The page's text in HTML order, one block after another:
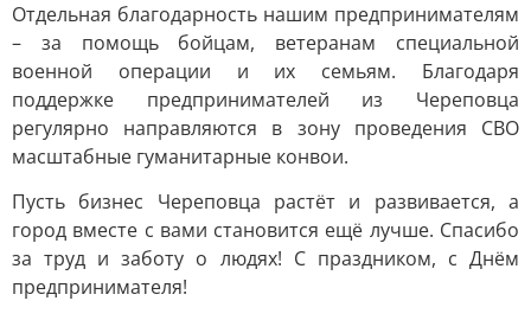
Отдельная благодарность нашим предпринимателям
– за помощь бойцам, ветеранам специальной
военной операции и их семьям. Благодаря
поддержке предпринимателей из Череповца
регулярно направляются в зону проведения СВО
масштабные гуманитарные конвои.
Пусть бизнес Череповца растёт и развивается, а
город вместе с вами становится ещё лучше. Спасибо
за труд и заботу о людях! С праздником, с Днём
предпринимателя!